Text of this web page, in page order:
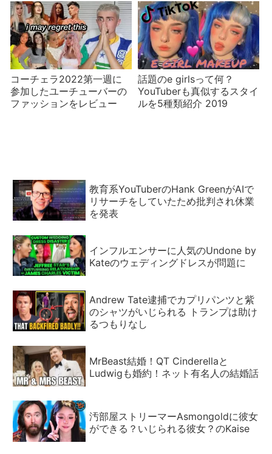
コーチェラ2022第一週に
参加したユーチューバーの
ファッションをレビュー
話題のe girlsって何？
YouTuberも真似するスタイ
ルを5種類紹介 2019
教育系YouTuberのHank GreenがAIで
リサーチをしていたため批判され休業
を発表
インフルエンサーに人気のUndone by
Kateのウェディングドレスが問題に
Andrew Tate逮捕でカプリパンツと紫
のシャツがいじられる トランプは助け
るつもりなし
MrBeast結婚！QT Cinderellaと
Ludwigも婚約！ネット有名人の結婚話
汚部屋ストリーマーAsmongoldに彼女
ができる？いじられる彼女？のKaise